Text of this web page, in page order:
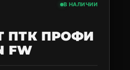
В НАЛИЧИИ
ПТК ПРОФИ
FW